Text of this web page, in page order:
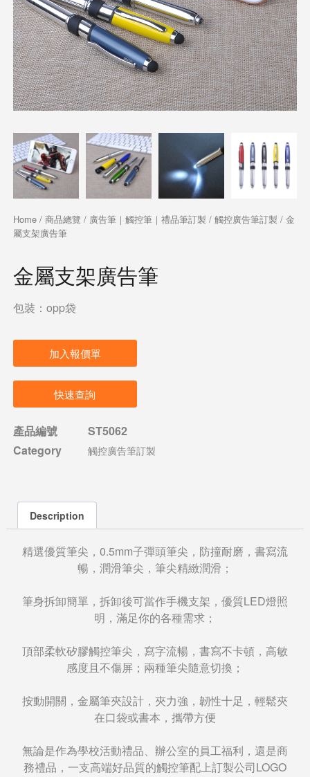
Home/ 商品總覽 / 廣告筆｜觸控筆｜禮品筆訂製 / 觸控廣告筆訂製 / 金
屬支架廣告筆
金屬支架廣告筆
包裝：opp袋
加入報價單
快速查詢
產品編號
ST5062
Category
觸控廣告筆訂製
Description
精選優質筆尖，0.5mm子彈頭筆尖，防撞耐磨，書寫流
暢，潤滑筆尖，筆尖精緻潤滑；
筆身拆卸簡單，拆卸後可當作手機支架，優質LED燈照
明，滿足你的各種需求；
頂部柔軟矽膠觸控筆尖，寫字流暢，書寫不卡頓，高敏
感度且不傷屏；兩種筆尖隨意切換；
按動開關，金屬筆夾設計，夾力強，韌性十足，輕鬆夾
在口袋或書本，攜帶方便
無論是作為學校活動禮品、辦公室的員工福利，還是商
務禮品，一支高端好品質的觸控筆配上訂製公司LOGO